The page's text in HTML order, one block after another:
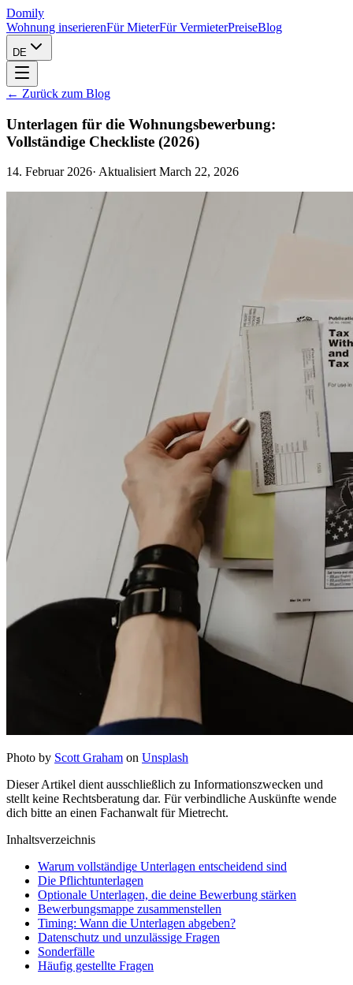
Domily
Wohnung inserierenFür MieterFür VermieterPreiseBlog
DE
← Zurück zum Blog
Unterlagen für die Wohnungsbewerbung:
Vollständige Checkliste (2026)
14. Februar 2026· Aktualisiert March 22, 2026
Photo by Scott Graham on Unsplash
Dieser Artikel dient ausschließlich zu Informationszwecken und
stellt keine Rechtsberatung dar. Für verbindliche Auskünfte wende
dich bitte an einen Fachanwalt für Mietrecht.
Inhaltsverzeichnis
Warum vollständige Unterlagen entscheidend sind
Die Pflichtunterlagen
Optionale Unterlagen, die deine Bewerbung stärken
Bewerbungsmappe zusammenstellen
Timing: Wann die Unterlagen abgeben?
Datenschutz und unzulässige Fragen
Sonderfälle
Häufig gestellte Fragen